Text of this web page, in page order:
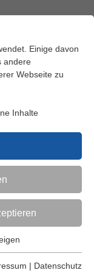
Einige davon
andere
Webseite zu
Inhalte
Funktionen der
| Datenschutz